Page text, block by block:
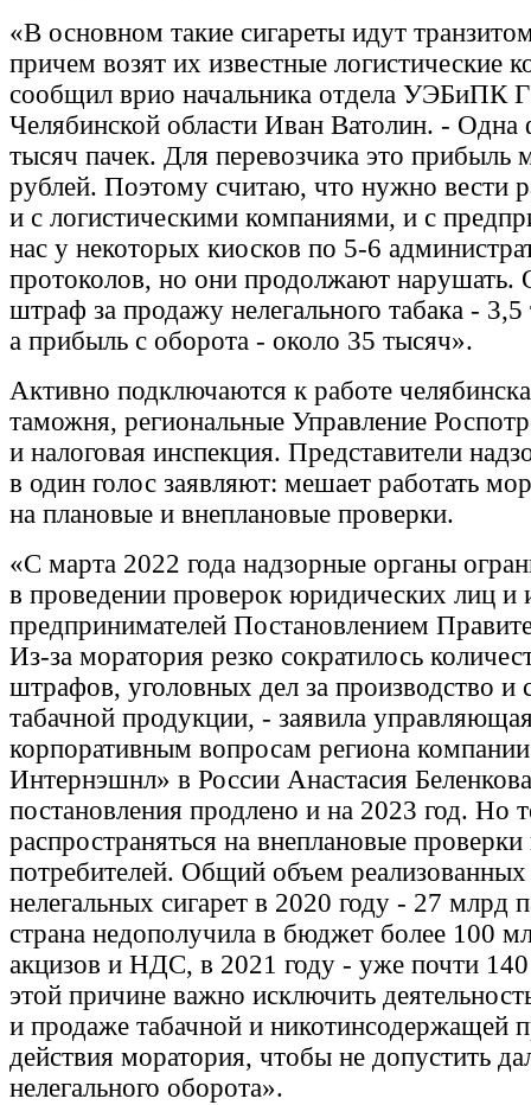
«В основном такие сигареты идут
причем возят их известные логистические
сообщил врио начальника отдела УЭБиПК
Челябинской области Иван Ватолин. - Одна
тысяч пачек. Для перевозчика это
рублей. Поэтому считаю, что нужно вести
и с логистическими компаниями, и с
нас у некоторых киосков по 5-6
протоколов, но они продолжают нарушать.
штраф за продажу нелегального табака -
а прибыль с оборота - около 35 тысяч».
Активно подключаются к работе
таможня, региональные Управление
и налоговая инспекция. Представители
в один голос заявляют: мешает работать
на плановые и внеплановые проверки.
«С марта 2022 года надзорные органы
в проведении проверок юридических лиц и
предпринимателей Постановлением
Из-за моратория резко сократилось
штрафов, уголовных дел за производство и
табачной продукции, - заявила
корпоративным вопросам региона
Интернэшнл» в России Анастасия
постановления продлено и на 2023 год. Но
распространяться на внеплановые
потребителей. Общий объем
нелегальных сигарет в 2020 году - 27 млрд
страна недополучила в бюджет более 100
акцизов и НДС, в 2021 году - уже почти
этой причине важно исключить
и продаже табачной и никотинсодержащей
действия моратория, чтобы не допустить
нелегального оборота».